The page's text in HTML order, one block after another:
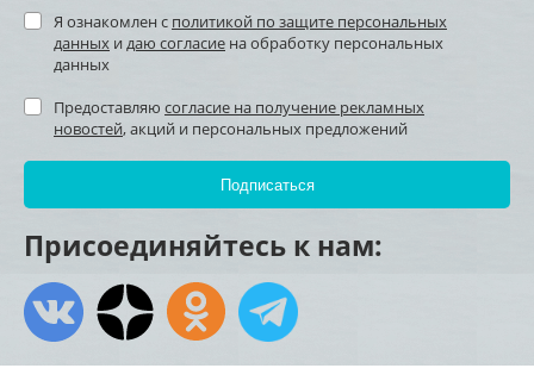
Я ознакомлен с политикой по защите персональных
данных и даю согласие на обработку персональных
данных
Предоставляю согласие на получение рекламных
новостей, акций и персональных предложений
Присоединяйтесь к нам: